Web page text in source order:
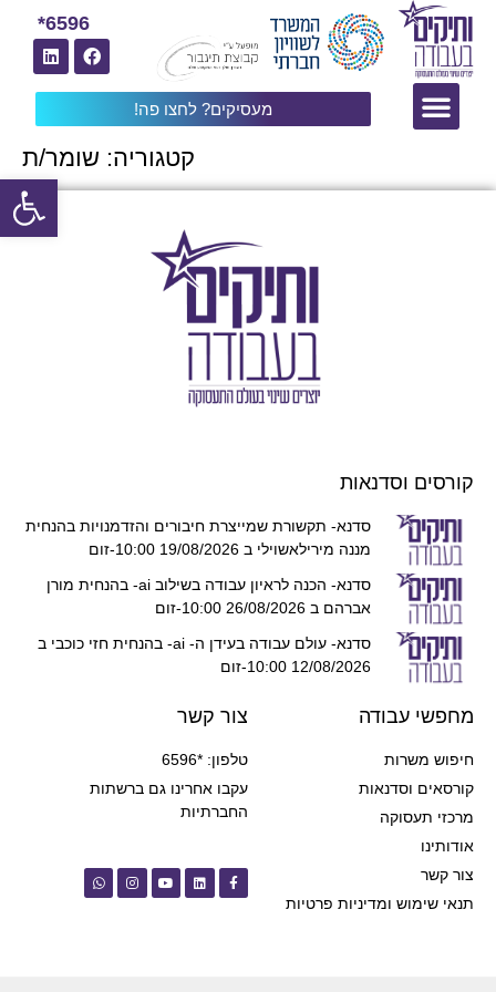
מעסיקים? לחצו פה!
6596*
קטגוריה: שומר/ת
קורסים וסדנאות
סדנא- תקשורת שמייצרת חיבורים והזדמנויות בהנחית
מננה מירילאשוילי ב 19/08/2026 10:00-זום
סדנא- הכנה לראיון עבודה בשילוב ai- בהנחית מורן
אברהם ב 26/08/2026 10:00-זום
סדנא- עולם עבודה בעידן ה- ai- בהנחית חזי כוכבי ב
12/08/2026 10:00-זום
מחפשי עבודה
חיפוש משרות
קורסאים וסדנאות
מרכזי תעסוקה
אודותינו
צור קשר
תנאי שימוש ומדיניות פרטיות
צור קשר
טלפון: *6596
עקבו אחרינו גם ברשתות
החברתיות